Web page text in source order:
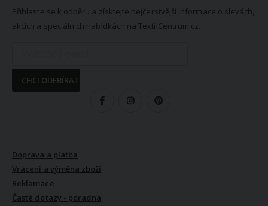
Přihlaste se k odběru a získtejte nejčerstvější informace o slevách,
akcích a speciálních nabídkách na TextilCentrum.cz.
CHCI ODEBÍRAT
Doprava a platba
Vrácení a výměna zboží
Reklamace
Časté dotazy - poradna